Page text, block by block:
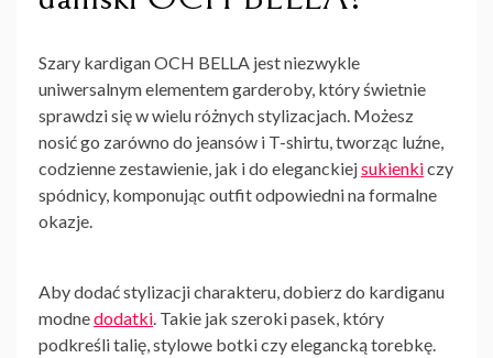
Szary kardigan OCH BELLA jest niezwykle
uniwersalnym elementem garderoby, który świetnie
sprawdzi się w wielu różnych stylizacjach. Możesz
nosić go zarówno do jeansów i T-shirtu, tworząc luźne,
codzienne zestawienie, jak i do eleganckiejsukienkiczy
spódnicy, komponując outfit odpowiedni na formalne
okazje.
Aby dodać stylizacji charakteru, dobierz do kardiganu
modnedodatki. Takie jak szeroki pasek, który
podkreśli talię, stylowe botki czy elegancką torebkę.